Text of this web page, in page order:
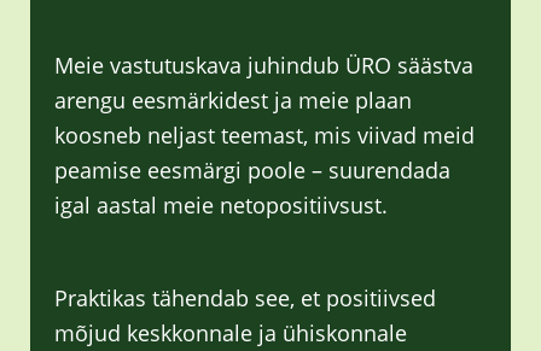
Meie vastutuskava juhindub ÜRO säästva
arengu eesmärkidest ja meie plaan
koosneb neljast teemast, mis viivad meid
peamise eesmärgi poole – suurendada
igal aastal meie netopositiivsust.
Praktikas tähendab see, et positiivsed
mõjud keskkonnale ja ühiskonnale